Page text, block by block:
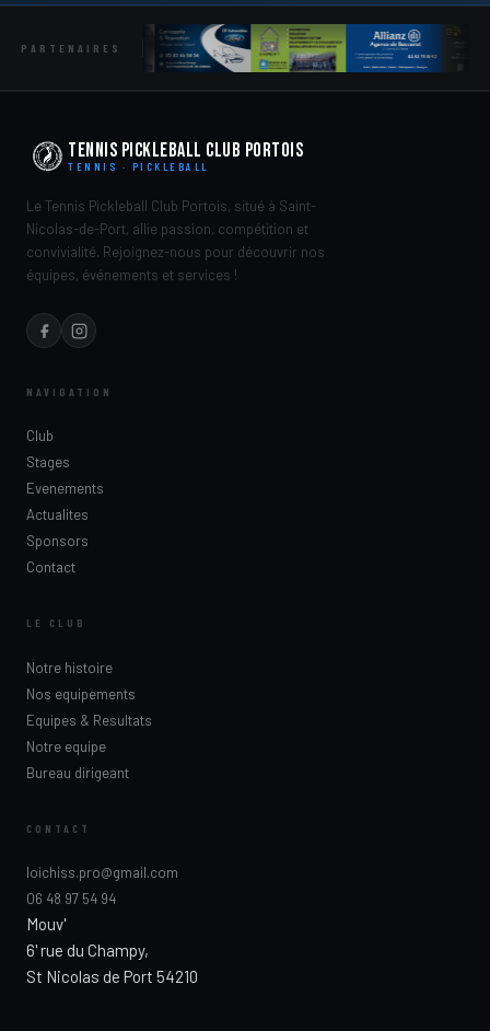
PARTENAIRES
Tennis Pickleball Club Portois
TENNIS · PICKLEBALL
Le Tennis Pickleball Club Portois, situé à Saint-
Nicolas-de-Port, allie passion, compétition et
convivialité. Rejoignez-nous pour découvrir nos
équipes, événements et services !
NAVIGATION
Club
Stages
Evenements
Actualites
Sponsors
Contact
LE CLUB
Notre histoire
Nos equipements
Equipes & Resultats
Notre equipe
Bureau dirigeant
CONTACT
loichiss.pro@gmail.com
06 48 97 54 94
Mouv'
6' rue du Champy,
St Nicolas de Port 54210